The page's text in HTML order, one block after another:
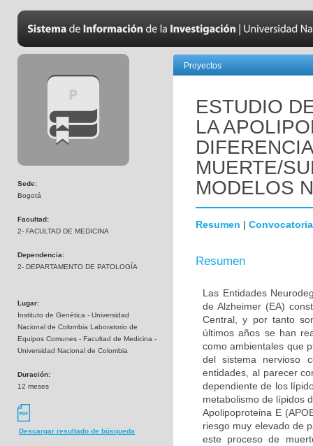
Sede:
Bogotá
Facultad:
2- FACULTAD DE MEDICINA
Dependencia:
2- DEPARTAMENTO DE PATOLOGÍA
Lugar:
Instituto de Genética - Universidad
Nacional de Colombia Laboratorio de
Equipos Comunes - Facultad de Medicina -
Universidad Nacional de Colombia
Duración:
12 meses
Descargar resultado de búsqueda
Proyectos
ESTUDIO
LA
MUERTE/
MODELOS
Resumen | Convocatoria
Resumen
Las Entidades
de Alzheimer (EA)
Central, y por tanto
últimos años se han
como ambientales que
del sistema nervioso
entidades, al parecer
dependiente de los
metabolismo de lípidos
Apolipoproteina E
riesgo muy elevado de
este proceso de